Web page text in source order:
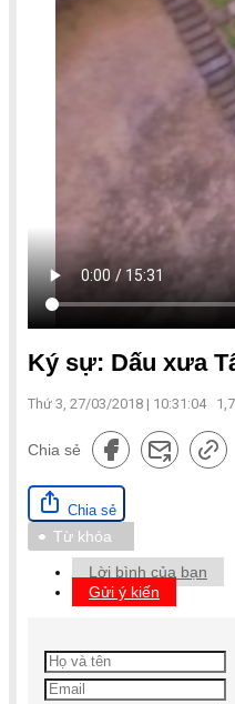
Ký sự: Dấu xưa
Thứ 3, 27/03/2018 | 10:31:04
Chia sẻ
Chia sẻ
Từ khóa
Lời bình của bạn
Gửi ý kiến